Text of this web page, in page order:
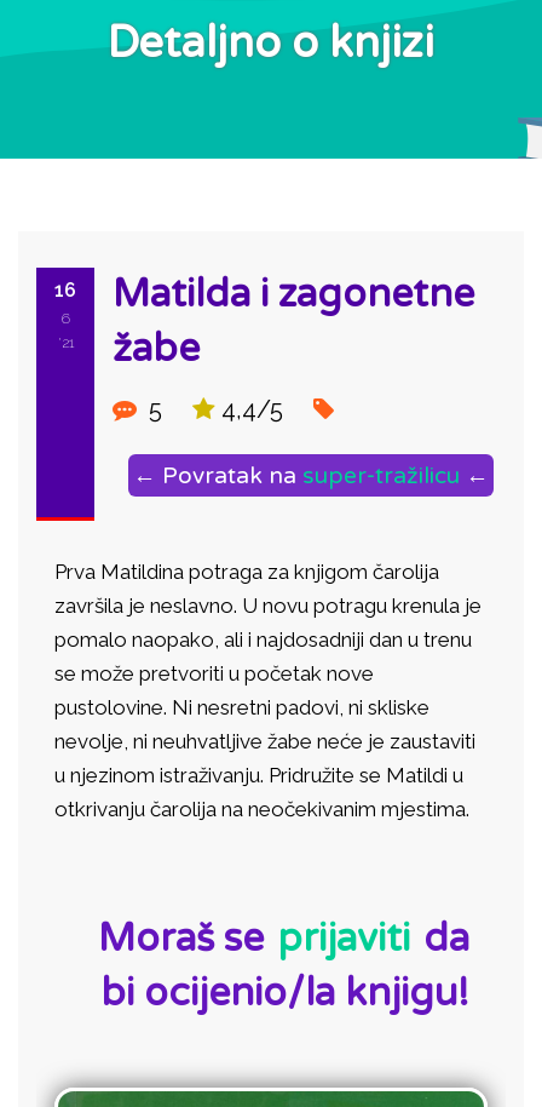
Detaljno o knjizi
16
6
'21
Matilda i zagonetne
žabe
5 4,4/5
← Povratak na super-tražilicu ←
Prva Matildina potraga za knjigom čarolija
završila je neslavno. U novu potragu krenula je
pomalo naopako, ali i najdosadniji dan u trenu
se može pretvoriti u početak nove
pustolovine. Ni nesretni padovi, ni skliske
nevolje, ni neuhvatljive žabe neće je zaustaviti
u njezinom istraživanju. Pridružite se Matildi u
otkrivanju čarolija na neočekivanim mjestima.
Moraš se prijaviti da
bi ocijenio/la knjigu!